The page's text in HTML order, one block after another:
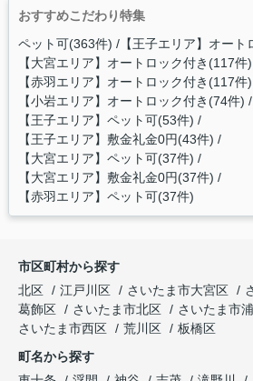
おすすめこだわり特集
ペット可(363件) 【王子エリア】オート
【大宮エリア】オートロック付き(117件)
【赤羽エリア】オートロック付き(117件)
【小岩エリア】オートロック付き(74件)
【王子エリア】ペット可(53件)
【王子エリア】敷金礼金0円(43件)
【大宮エリア】ペット可(37件)
【大宮エリア】敷金礼金0円(37件)
【赤羽エリア】ペット可(37件)
市区町村から探す
北区
江戸川区 さいたま市大宮区
葛飾区
さいたま市北区
さいたま市
さいたま市西区
荒川区
板橋区
町名から探す